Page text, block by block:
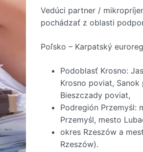
Vedúci partner /
pochádzať z oblasti
Poľsko – Karpatský
Podoblasť Krosno:
Krosno poviat,
Bieszczady poviat,
Podregión Przemyśl:
Przemyśl, mesto
okres Rzeszów a
Rzeszów).